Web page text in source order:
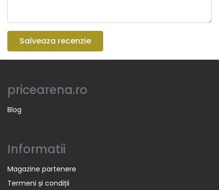
Salveaza recenzie
pricearena.ro
Blog
Informatii
Magazine partenere
Termeni și condiții